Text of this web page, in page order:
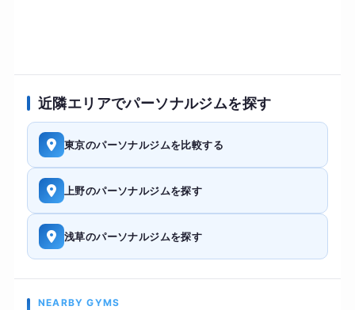
近隣エリアでパーソナルジムを探す
東京のパーソナルジムを比較する
上野のパーソナルジムを探す
浅草のパーソナルジムを探す
NEARBY GYMS